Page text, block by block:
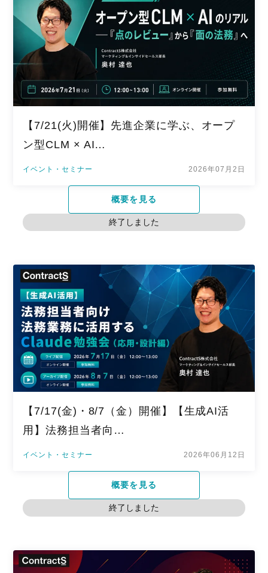
【7/21(火)開催】先進企業に学ぶ、オープ
ン型CLM × AI…
イベント・セミナー 2026年07月2日
概要を見る
終了しました
【7/17(金)・8/7（金）開催】【生成AI活
用】法務担当者向…
イベント・セミナー 2026年06月12日
概要を見る
終了しました